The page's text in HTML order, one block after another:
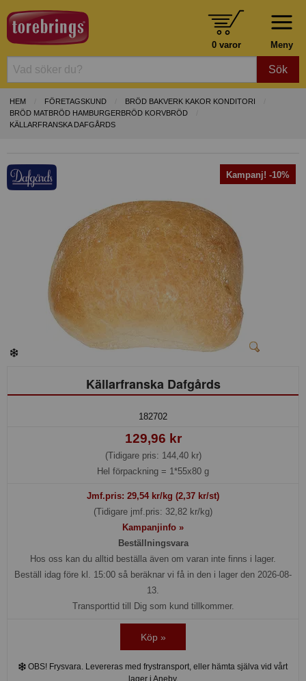
Meny
0 varor
Sök
HEM FÖRETAGSKUND
BRÖD BAKVERK KAKOR KONDITORI
BRÖD MATBRÖD HAMBURGERBRÖD KORVBRÖD
KÄLLARFRANSKA DAFGÅRDS
Kampanj! -10%
Källarfranska Dafgårds
182702
129,96 kr
(Tidigare pris: 144,40 kr)
Hel förpackning = 1*55x80 g
Jmf.pris: 29,54 kr/kg (2,37 kr/st)
(Tidigare jmf.pris: 32,82 kr/kg)
Kampanjinfo »
Beställningsvara
Hos oss kan du alltid beställa även om varan inte finns i lager.
Beställ idag före kl. 15:00 så beräknar vi få in den i lager den 2026-08-
13.
Transporttid till Dig som kund tillkommer.
Köp »
OBS! Frysvara. Levereras med frystransport, eller hämta själva vid vårt
lager i Aneby.